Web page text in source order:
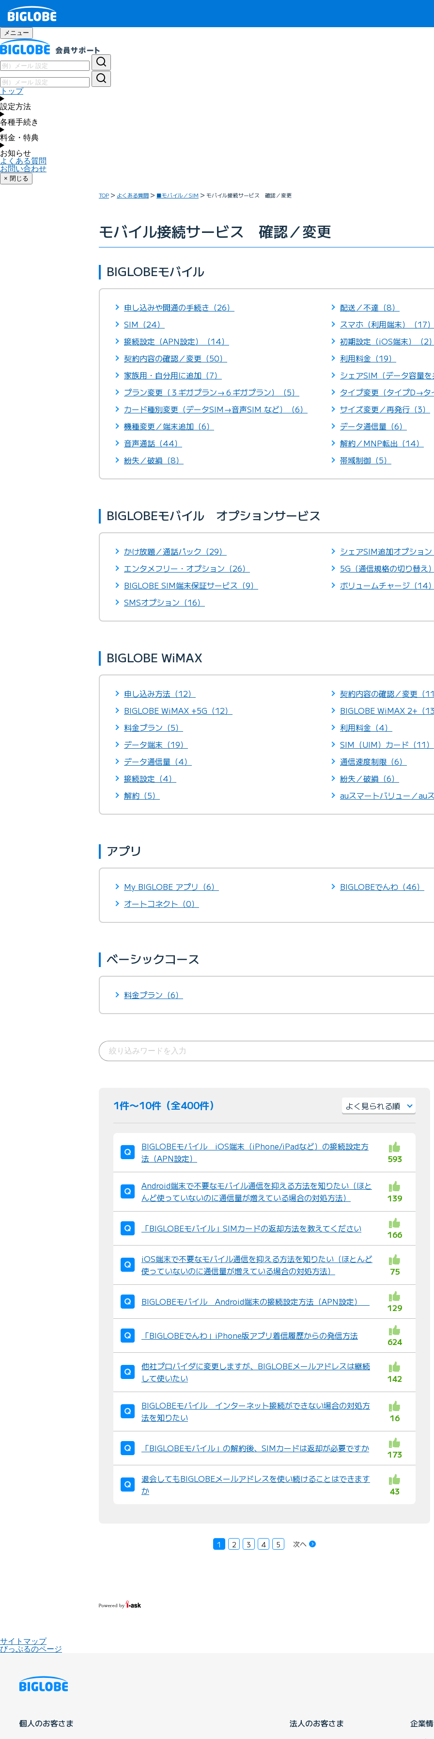
メニュー
トップ
設定方法
各種手続き
料金・特典
お知らせ
よくある質問
お問い合わせ
× 閉じる
TOP よくある質問 ■モバイル／SIM モバイル接続サービス 確認／変更
モバイル接続サービス 確認／変更
BIGLOBEモバイル
申し込みや開通の手続き（26）
配送／不達（8）
SIM（24）
スマホ（利用端末）（17）
接続設定（APN設定）（14）
初期設定（iOS端末）（2）
契約内容の確認／変更（50）
利用料金（19）
家族用・自分用に追加（7）
シェアSIM（データ容量を
プラン変更（３ギガプラン→６ギガプラン）（5）
タイプ変更（タイプD→タ
カード種別変更（データSIM→音声SIM など）（6）
サイズ変更／再発行（3）
機種変更／端末追加（6）
データ通信量（6）
音声通話（44）
解約／MNP転出（14）
紛失／破損（8）
帯域制御（5）
BIGLOBEモバイル オプションサービス
かけ放題／通話パック（29）
シェアSIM追加オプション
エンタメフリー・オプション（26）
5G（通信規格の切り替え
BIGLOBE SIM端末保証サービス（9）
ボリュームチャージ（14）
SMSオプション（16）
BIGLOBE WiMAX
申し込み方法（12）
契約内容の確認／変更（11
BIGLOBE WiMAX +5G（12）
BIGLOBE WiMAX 2+（13
料金プラン（5）
利用料金（4）
データ端末（19）
SIM（UIM）カード（11）
データ通信量（4）
通信速度制限（6）
接続設定（4）
紛失／破損（6）
解約（5）
auスマートバリュー／au
アプリ
My BIGLOBE アプリ（6）
BIGLOBEでんわ（46）
オートコネクト（0）
ベーシックコース
料金プラン（6）
1件〜10件（全400件）
並
替
：
BIGLOBEモバイル iOS端末（iPhone/iPadなど）の接続設定方
法（APN設定）
593
Android端末で不要なモバイル通信を抑える方法を知りたい（ほと
んど使っていないのに通信量が増えている場合の対処方法）
139
「BIGLOBEモバイル」SIMカードの返却方法を教えてください
166
iOS端末で不要なモバイル通信を抑える方法を知りたい（ほとんど
使っていないのに通信量が増えている場合の対処方法）
75
BIGLOBEモバイル Android端末の接続設定方法（APN設定）
129
「BIGLOBEでんわ」iPhone版アプリ着信履歴からの発信方法
624
他社プロバイダに変更しますが、BIGLOBEメールアドレスは継続
して使いたい
142
BIGLOBEモバイル インターネット接続ができない場合の対処方
法を知りたい
16
「BIGLOBEモバイル」の解約後、SIMカードは返却が必要ですか
173
退会してもBIGLOBEメールアドレスを使い続けることはできます
か
43
1 2 3 4 5 次へ
サイトマップ
びっぷるのページ
個人のお客さま 法人のお客さま 企業